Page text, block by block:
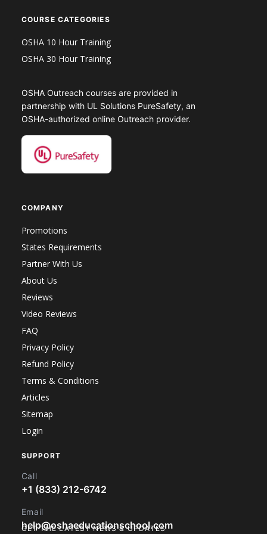
COURSE CATEGORIES
OSHA 10 Hour Training
OSHA 30 Hour Training
OSHA Outreach courses are provided in
partnership with UL Solutions PureSafety, an
OSHA-authorized online Outreach provider.
COMPANY
Promotions
States Requirements
Partner With Us
About Us
Reviews
Video Reviews
FAQ
Privacy Policy
Refund Policy
Terms & Conditions
Articles
Sitemap
Login
SUPPORT
Call
+1 (833) 212-6742
Email
help@oshaeducationschool.com
GET THE LATEST NEWS & UPDATES